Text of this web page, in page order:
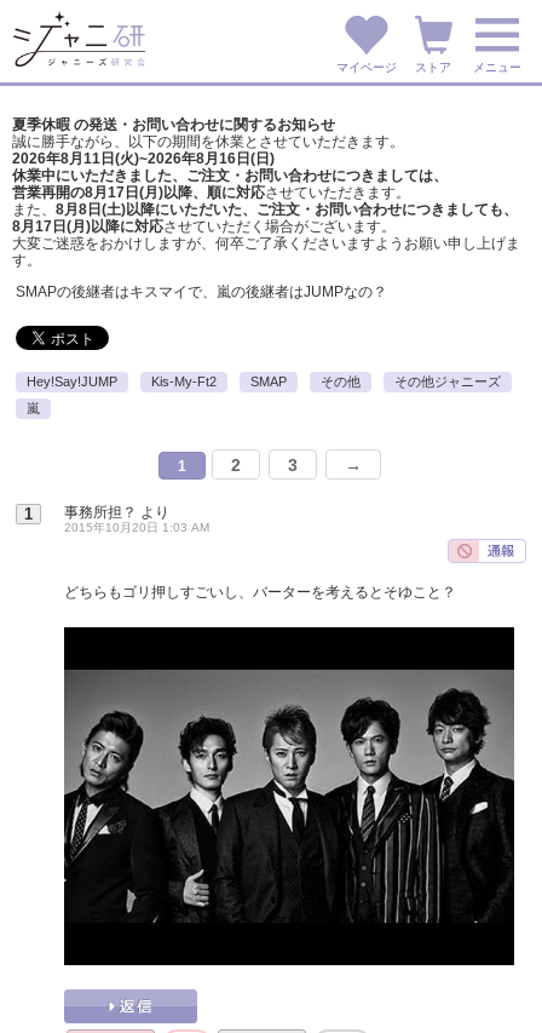
マイページ ストア メニュー
夏季休暇 の発送・お問い合わせに関するお知らせ
誠に勝手ながら、以下の期間を休業とさせていただきます。
2026年8月11日(火)~2026年8月16日(日)
休業中にいただきました、ご注文・お問い合わせにつきましては、
営業再開の8月17日(月)以降、順に対応させていただきます。
また、 8月8日(土)以降にいただいた、ご注文・ お問い合わせにつきましても、
8月17日(月)以降に対応させていただく場合がございます。
大変ご迷惑をおかけしますが、 何卒ご了承くださいますようお願い申し上げま
す。
SMAPの後継者はキスマイで、嵐の後継者はJUMPなの？
Hey!Say!JUMP Kis-My-Ft2 SMAP その他
その他ジャニーズ
嵐
1 2 3 →
1 事務所担？ より
2015年10月20日 1:03 AM
どちらもゴリ押しすごいし、バーターを考えるとそゆこと？